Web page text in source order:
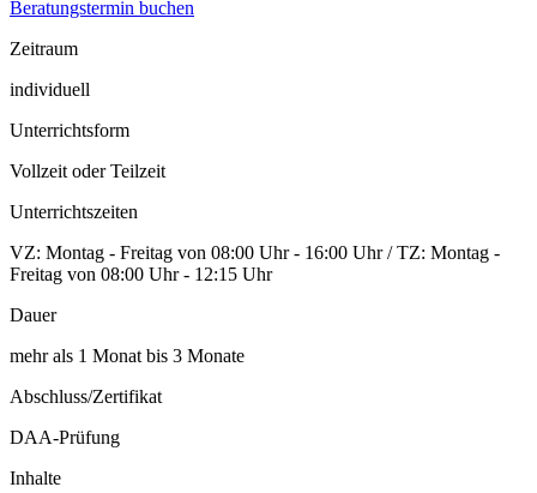
Beratungstermin buchen
Zeitraum
individuell
Unterrichtsform
Vollzeit oder Teilzeit
Unterrichtszeiten
VZ: Montag - Freitag von 08:00 Uhr - 16:00 Uhr / TZ: Montag -
Freitag von 08:00 Uhr - 12:15 Uhr
Dauer
mehr als 1 Monat bis 3 Monate
Abschluss/Zertifikat
DAA-Prüfung
Inhalte